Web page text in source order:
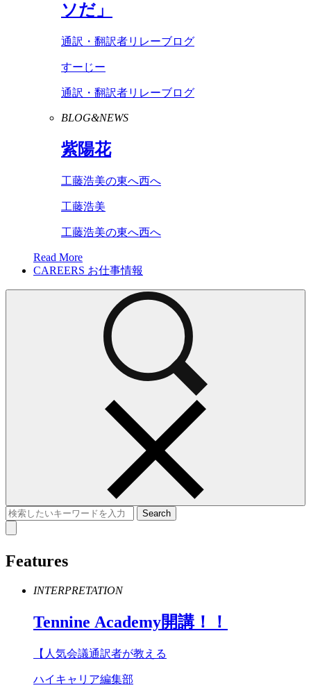
ソだ」
通訳・翻訳者リレーブログ
すーじー
通訳・翻訳者リレーブログ
BLOG&NEWS
紫陽花
工藤浩美の東へ西へ
工藤浩美
工藤浩美の東へ西へ
Read More
CAREERS お仕事情報
Features
INTERPRETATION
Tennine Academy開講！！
【人気会議通訳者が教える
ハイキャリア編集部